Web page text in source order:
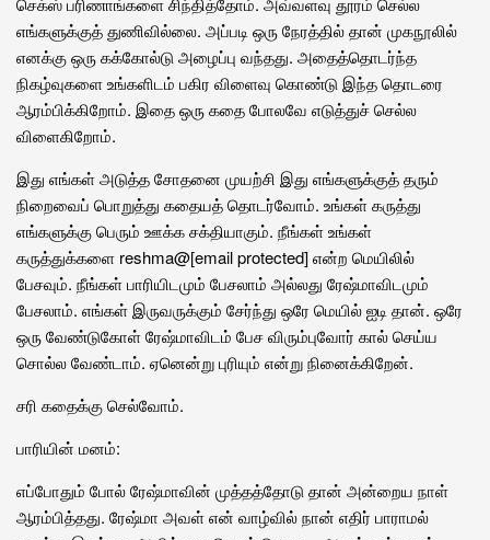
எங்களுக்குத் துணிவில்லை. அப்படி ஒரு நேரத்தில் தான் முகநூலில்
எனக்கு ஒரு கக்கோல்டு அழைப்பு வந்தது. அதைத்தொடர்ந்த
நிகழ்வுகளை உங்களிடம் பகிர விளைவு கொண்டு இந்த தொடரை
ஆரம்பிக்கிறோம். இதை ஒரு கதை போலவே எடுத்துச் செல்ல
விளைகிறோம்.
இது எங்கள் அடுத்த சோதனை முயற்சி இது எங்களுக்குத் தரும்
நிறைவைப் பொறுத்து கதையத் தொடர்வோம். உங்கள் கருத்து
எங்களுக்கு பெரும் ஊக்க சக்தியாகும். நீங்கள் உங்கள்
கருத்துக்களை reshma@[email protected] என்ற மெயிலில்
பேசவும். நீங்கள் பாரியிடமும் பேசலாம் அல்லது ரேஷ்மாவிடமும்
பேசலாம். எங்கள் இருவருக்கும் சேர்ந்து ஒரே மெயில் ஐடி தான். ஒரே
ஒரு வேண்டுகோள் ரேஷ்மாவிடம் பேச விரும்புவோர் கால் செய்ய
சொல்ல வேண்டாம். ஏனென்று புரியும் என்று நினைக்கிறேன்.
சரி கதைக்கு செல்வோம்.
பாரியின் மனம்:
எப்போதும் போல் ரேஷ்மாவின் முத்தத்தோடு தான் அன்றைய நாள்
ஆரம்பித்தது. ரேஷ்மா அவள் என் வாழ்வில் நான் எதிர் பாராமல்